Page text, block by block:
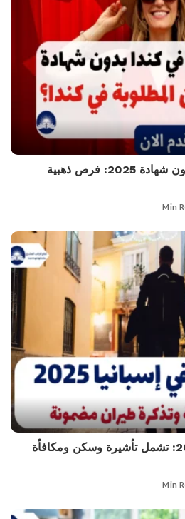
المهن المطلوبة في كندا بدون شهادة 2025: فرص ذهبية
عقود عمل في إسبانيا 2025: تشمل تأشيرة وسكن ومكافأة